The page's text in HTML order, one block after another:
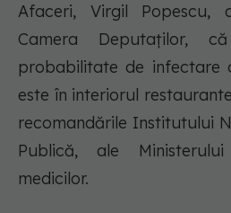
Afaceri, Virgil
Camera Deputaților,
probabilitate de infectare
este în interiorul
recomandările Institutului
Publică, ale
medicilor.